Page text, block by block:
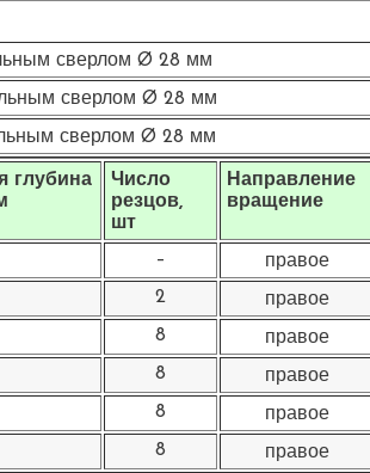
сверлом Ø 28 мм
сверлом Ø 28 мм
сверлом Ø 28 мм
глубина
Число
резцов,
шт
Направление
вращение
–
правое
2
правое
8
правое
8
правое
8
правое
8 правое